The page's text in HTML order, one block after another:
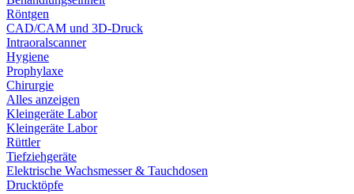
Röntgen
CAD/CAM und 3D-Druck
Intraoralscanner
Hygiene
Prophylaxe
Chirurgie
Alles anzeigen
Kleingeräte Labor
Kleingeräte Labor
Rüttler
Tiefziehgeräte
Elektrische Wachsmesser & Tauchdosen
Drucktöpfe